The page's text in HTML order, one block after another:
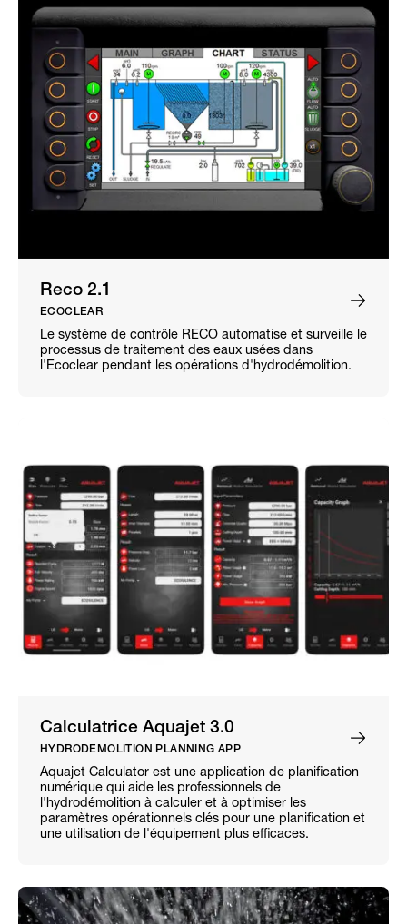
Reco 2.1
ECOCLEAR
Le système de contrôle RECO automatise et surveille le
processus de traitement des eaux usées dans
l'Ecoclear pendant les opérations d'hydrodémolition.
Calculatrice Aquajet 3.0
HYDRODEMOLITION PLANNING APP
Aquajet Calculator est une application de planification
numérique qui aide les professionnels de
l'hydrodémolition à calculer et à optimiser les
paramètres opérationnels clés pour une planification et
une utilisation de l'équipement plus efficaces.